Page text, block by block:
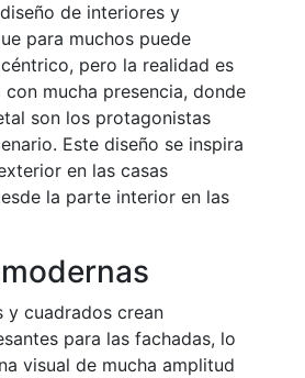
de interiores y
para muchos puede
pero la realidad es
mucha presencia, donde
son los protagonistas
Este diseño se inspira
en las casas
la parte interior en las
y cuadrados crean
para las fachadas, lo
visual de mucha amplitud